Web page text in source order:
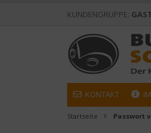
KUNDENGRUPPE:
KONTAKT
Startseite Passwort